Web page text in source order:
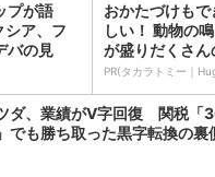
プが語
ア、フ
バの見
おかたづけも
しい！ 動物の
が盛りだくさ
PR(タカラトミー｜
ダ、業績がV字回復 関税「
でも勝ち取った黒字転換の裏